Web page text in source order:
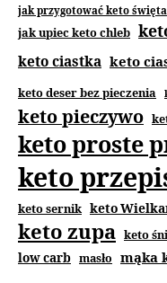
jak przygotować keto święta
jak upiec keto chleb
keto ciastka keto
keto deser bez pieczenia
keto pieczywo
keto proste
keto
keto sernik keto
keto zupa keto
low carb masło mąka